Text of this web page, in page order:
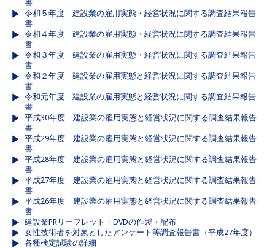
書
令和５年度 建設業の雇用実態・経営状況に関する調査結果報告
書
令和４年度 建設業の雇用実態・経営状況に関する調査結果報告
書
令和３年度 建設業の雇用実態・経営状況に関する調査結果報告
書
令和２年度 建設業の雇用実態と経営状況に関する調査結果報告
書
令和元年度 建設業の雇用実態と経営状況に関する調査結果報告
書
平成30年度 建設業の雇用実態と経営状況に関する調査結果報告
書
平成29年度 建設業の雇用実態と経営状況に関する調査結果報告
書
平成28年度 建設業の雇用実態と経営状況に関する調査結果報告
書
平成27年度 建設業の雇用実態と経営状況に関する調査結果報告
書
平成26年度 建設業の雇用実態と経営状況に関する調査結果報告
書
建設業PRリーフレット・DVDの作製・配布
女性技術者を対象としたアンケート等調査報告書（平成27年度）
各種検定試験の詳細